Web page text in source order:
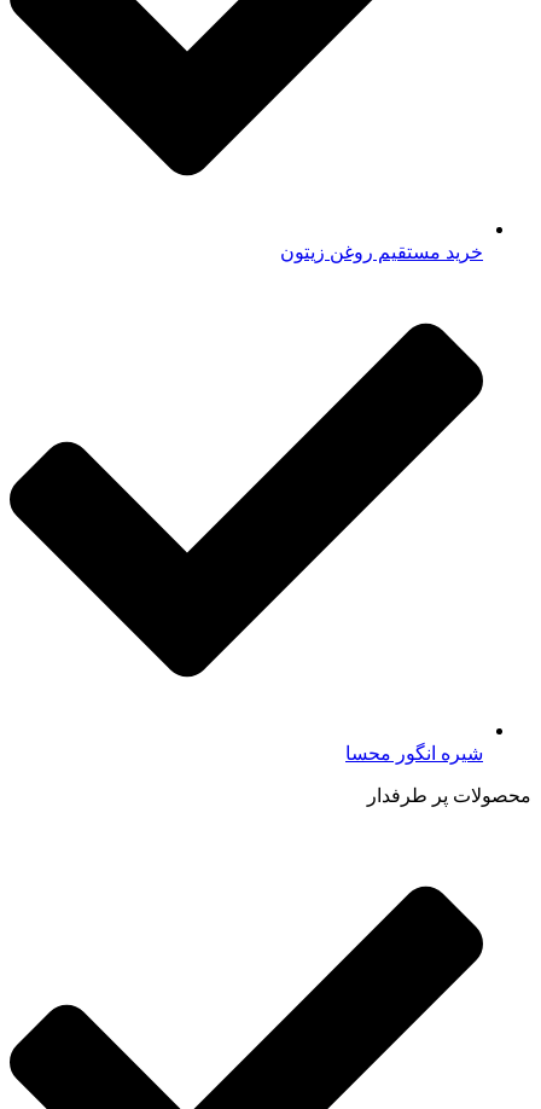
خرید مستقیم روغن زیتون
شیره انگور محسا
محصولات پر طرفدار